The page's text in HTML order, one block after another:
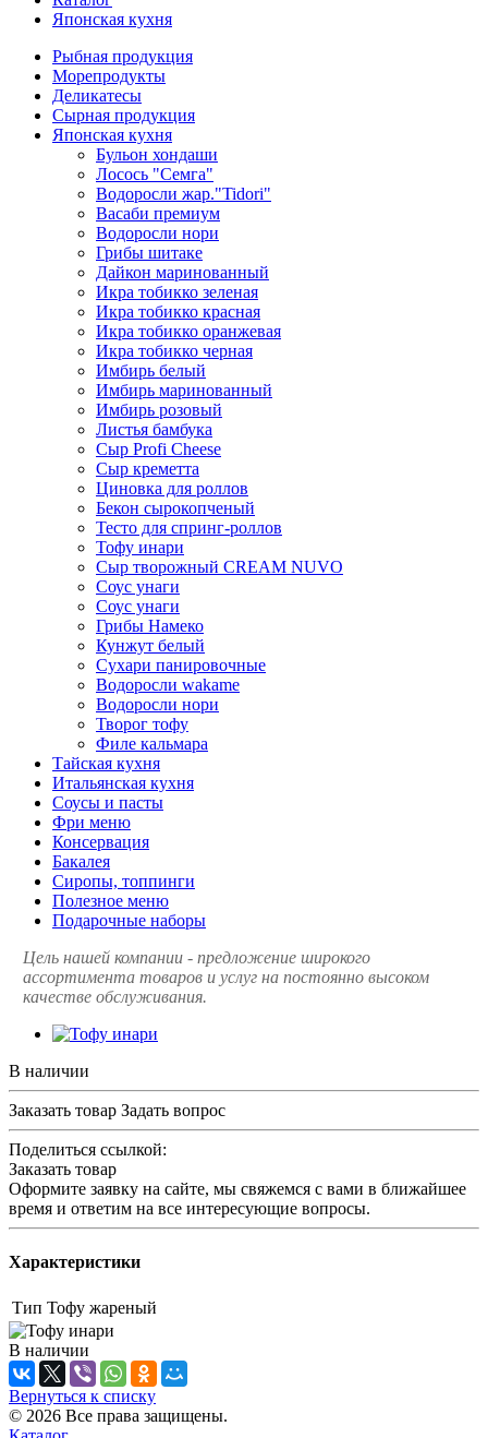
Японская кухня
Рыбная продукция
Морепродукты
Деликатесы
Сырная продукция
Японская кухня
Бульон хондаши
Лосось "Семга"
Водоросли жар."Tidori"
Васаби премиум
Водоросли нори
Грибы шитаке
Дайкон маринованный
Икра тобикко зеленая
Икра тобикко красная
Икра тобикко оранжевая
Икра тобикко черная
Имбирь белый
Имбирь маринованный
Имбирь розовый
Листья бамбука
Сыр Profi Cheese
Сыр креметта
Циновка для роллов
Бекон сырокопченый
Тесто для спринг-роллов
Тофу инари
Сыр творожный CREАM NUVO
Соус унаги
Соус унаги
Грибы Намеко
Кунжут белый
Сухари панировочные
Водоросли wakame
Водоросли нори
Творог тофу
Филе кальмара
Тайская кухня
Итальянская кухня
Соусы и пасты
Фри меню
Консервация
Бакалея
Сиропы, топпинги
Полезное меню
Подарочные наборы
Цель нашей компании - предложение широкого
ассортимента товаров и услуг на постоянно высоком
качестве обслуживания.
В наличии
Заказать товар Задать вопрос
Поделиться ссылкой:
Заказать товар
Оформите заявку на сайте, мы свяжемся с вами в ближайшее
время и ответим на все интересующие вопросы.
Характеристики
Тип Тофу жареный
В наличии
Вернуться к списку
© 2026 Все права защищены.